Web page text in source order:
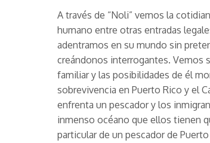
A través de “Noli” vemos la
humano entre otras entradas
adentramos en su mundo sin
creándonos interrogantes. Vemos
familiar y las posibilidades de él
sobrevivencia en Puerto Rico y el
enfrenta un pescador y los
inmenso océano que ellos tienen
particular de un pescador de